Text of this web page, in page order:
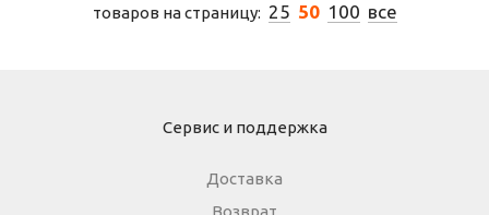
товаров на страницу: 25 50 100 все
Сервис и поддержка
Доставка
Возврат